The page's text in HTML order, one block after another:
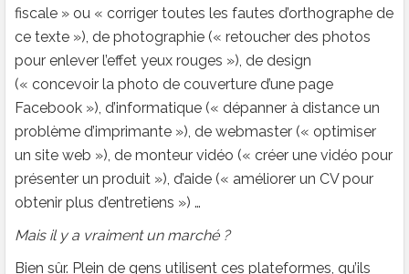
fiscale » ou « corriger toutes les fautes d’orthographe de
ce texte »), de photographie (« retoucher des photos
pour enlever l’effet yeux rouges »), de design
(« concevoir la photo de couverture d’une page
Facebook »), d’informatique (« dépanner à distance un
problème d’imprimante »), de webmaster (« optimiser
un site web »), de monteur vidéo (« créer une vidéo pour
présenter un produit »), d’aide (« améliorer un CV pour
obtenir plus d’entretiens ») …
Mais il y a vraiment un marché ?
Bien sûr. Plein de gens utilisent ces plateformes, qu’ils